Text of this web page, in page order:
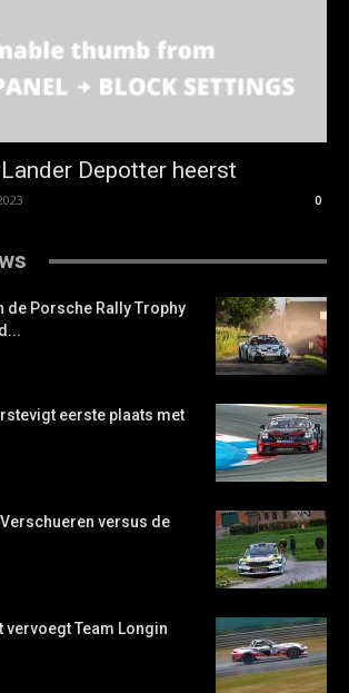
Depotter heerst
0
de Porsche Rally Trophy
eerste plaats met
versus de
Team Longin